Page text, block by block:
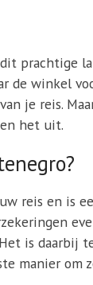
de winkel
je reis.
het uit.
reis en is
is
manier